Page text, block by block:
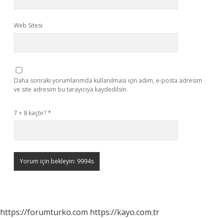
Web Sitesi
Daha sonraki yorumlarımda kullanılması için adım, e-posta adresim
ve site adresim bu tarayıcıya kaydedilsin.
7 + 8 kaçtır?*
https://forumturko.com https://kayo.com.tr